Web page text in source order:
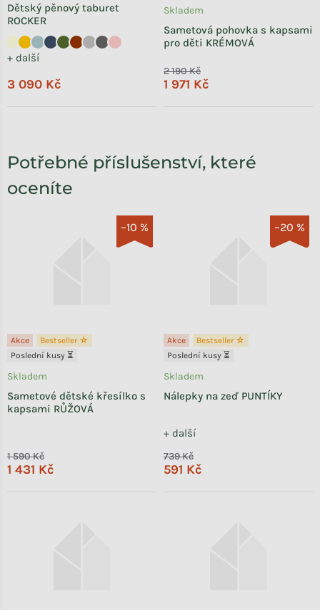
Dětský pěnový taburet
ROCKER
+ další
3 090 Kč
Sametová pohovka s kapsami
pro děti KRÉMOVÁ
Skladem
2 190 Kč
1 971 Kč
Potřebné příslušenství, které
oceníte
–10 %
Akce
Bestseller ☆
Poslední kusy ⏳
Sametové dětské křesílko s
kapsami RŮŽOVÁ
Skladem
1 590 Kč
1 431 Kč
–20 %
Akce
Bestseller ☆
Poslední kusy ⏳
Nálepky na zeď PUNTÍKY
+ další
Skladem
739 Kč
591 Kč